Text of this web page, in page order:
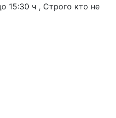
15:30 ч , Строго кто не